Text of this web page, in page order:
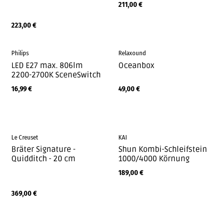
223,00€
211,00€
Philips
LED E27 max. 806lm
2200-2700K SceneSwitch
16,99€
Relaxound
Oceanbox
49,00€
Le Creuset
Bräter Signature -
Quidditch - 20 cm
369,00€
KAI
Shun Kombi-Schleifstein
1000/4000 Körnung
189,00€